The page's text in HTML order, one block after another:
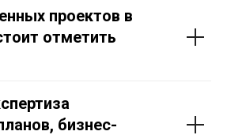
проектов в
отметить
бизнес-